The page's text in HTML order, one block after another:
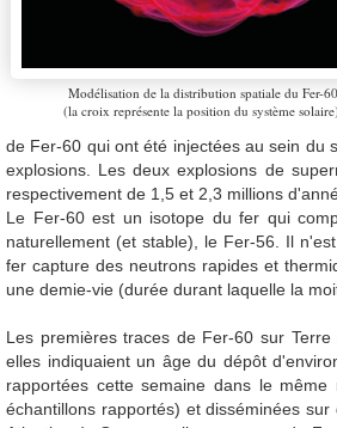
Modélisation de la distribution spatiale du Fer-
(la croix représente la position du système
de Fer-60 qui ont été injectées au sein du
explosions. Les deux explosions de
respectivement de 1,5 et 2,3 millions
Le Fer-60 est un isotope du fer qui
naturellement (et stable), le Fer-56. Il
fer capture des neutrons rapides et
une demie-vie (durée durant laquelle la
Les premières traces de Fer-60 sur
elles indiquaient un âge du dépôt
rapportées cette semaine dans le
échantillons rapportés) etdisséminées